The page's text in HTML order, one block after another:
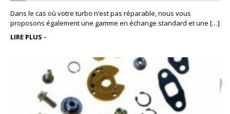
Dans le cas où votre turbo n’est pas réparable, nous vous
proposons également une gamme en échange standard et une […]
LIRE PLUS -